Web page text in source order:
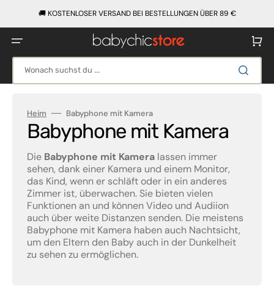
🚚 KOSTENLOSER VERSAND BEI BESTELLUNGEN ÜBER 89 €
Wonach suchst du ...
Heim Babyphone mit Kamera
Kategorie:
Babyphone mit Kamera
Die Babyphone mit Kamera lassen immer
sehen, dank einer Kamera und einem Monitor,
das Kind, wenn er schläft oder in ein anderes
Zimmer ist, überwachen. Sie bieten vielen
Funktionen an und können Video und Audiion
auch über weite Distanzen senden. Die meistens
Babyphone mit Kamera haben auch Nachtsicht,
um den Eltern den Baby auch in der Dunkelheit
zu sehen zu ermöglichen.